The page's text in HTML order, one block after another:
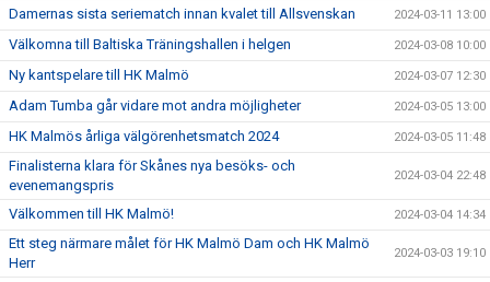
Damernas sista seriematch innan kvalet till Allsvenskan 2024-03-11 13:00
Välkomna till Baltiska Träningshallen i helgen 2024-03-08 10:00
Ny kantspelare till HK Malmö 2024-03-07 12:30
Adam Tumba går vidare mot andra möjligheter 2024-03-05 13:00
HK Malmös årliga välgörenhetsmatch 2024 2024-03-05 11:48
Finalisterna klara för Skånes nya besöks- och
evenemangspris
2024-03-04 22:48
Välkommen till HK Malmö! 2024-03-04 14:34
Ett steg närmare målet för HK Malmö Dam och HK Malmö
Herr
2024-03-03 19:10